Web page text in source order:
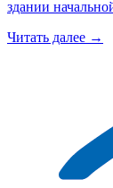
здании
Читать далее →